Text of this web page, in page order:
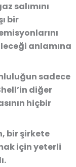
salımını
bir
anlamına
sadece
diğer
hiçbir
bir şirkete
için yeterli